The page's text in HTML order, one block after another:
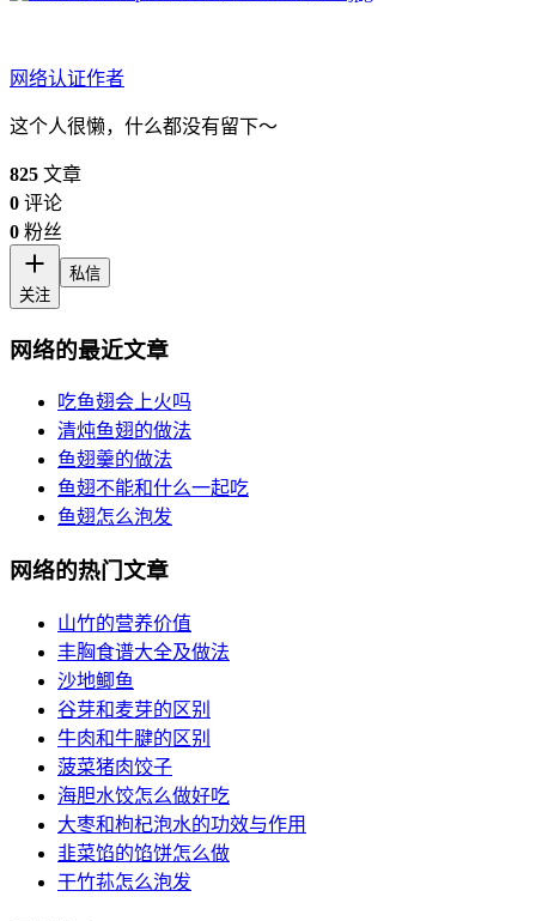
网络认证作者
这个人很懒，什么都没有留下～
825 文章
0 评论
0 粉丝
关注
私信
网络的最近文章
吃鱼翅会上火吗
清炖鱼翅的做法
鱼翅羹的做法
鱼翅不能和什么一起吃
鱼翅怎么泡发
网络的热门文章
山竹的营养价值
丰胸食谱大全及做法
沙地鲫鱼
谷芽和麦芽的区别
牛肉和牛腱的区别
菠菜猪肉饺子
海胆水饺怎么做好吃
大枣和枸杞泡水的功效与作用
韭菜馅的馅饼怎么做
干竹荪怎么泡发